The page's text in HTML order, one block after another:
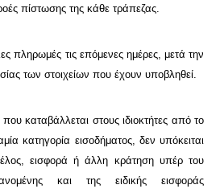
πίστωσης της κάθε τράπεζας.
πληρωμές τις επόμενες ημέρες, μετά την
των στοιχείων που έχουν υποβληθεί.
καταβάλλεται στους ιδιοκτήτες από το
κατηγορία εισοδήματος, δεν υπόκειται
εισφορά ή άλλη κράτηση υπέρ του
και της ειδικής εισφοράς